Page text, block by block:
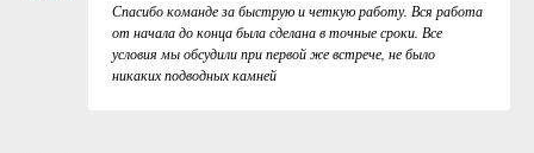
Спасибо команде за быструю и четкую работу. Вся работа
от начала до конца была сделана в точные сроки. Все
условия мы обсудили при первой же встрече, не было
никаких подводных камней